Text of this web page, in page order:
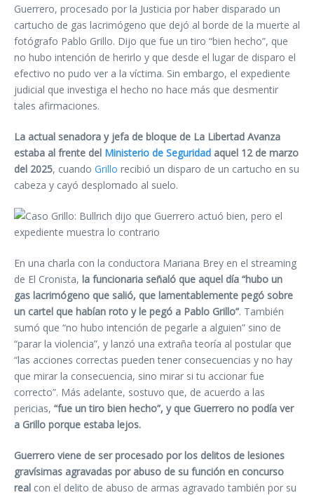
Guerrero, procesado por la Justicia por haber disparado un
cartucho de gas lacrimógeno que dejó al borde de la muerte al
fotógrafo Pablo Grillo. Dijo que fue un tiro “bien hecho”, que
no hubo intención de herirlo y que desde el lugar de disparo el
efectivo no pudo ver a la víctima. Sin embargo, el expediente
judicial que investiga el hecho no hace más que desmentir
tales afirmaciones.
La actual senadora y jefa de bloque de La Libertad Avanza
estaba al frente del Ministerio de Seguridad aquel 12 de marzo
del 2025, cuando Grillo recibió un disparo de un cartucho en su
cabeza y cayó desplomado al suelo.
En una charla con la conductora Mariana Brey en el streaming
de El Cronista, la funcionaria señaló que aquel día “hubo un
gas lacrimógeno que salió, que lamentablemente pegó sobre
un cartel que habían roto y le pegó a Pablo Grillo”. También
sumó que “no hubo intención de pegarle a alguien” sino de
“parar la violencia”, y lanzó una extraña teoría al postular que
“las acciones correctas pueden tener consecuencias y no hay
que mirar la consecuencia, sino mirar si tu accionar fue
correcto”. Más adelante, sostuvo que, de acuerdo a las
pericias, “fue un tiro bien hecho”, y que Guerrero no podía ver
a Grillo porque estaba lejos.
Guerrero viene de ser procesado por los delitos de lesiones
gravísimas agravadas por abuso de su función en concurso
real con el delito de abuso de armas agravado también por su